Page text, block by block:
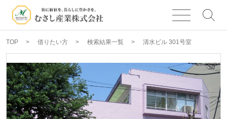
TOP 借りたい方 検索結果一覧 清水ビル 301号室